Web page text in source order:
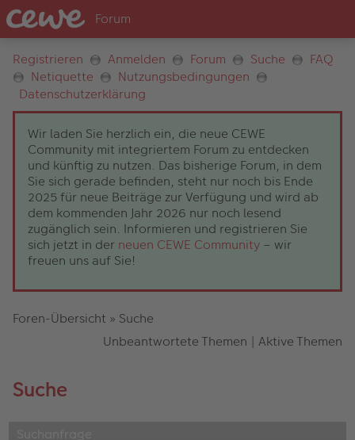
Registrieren Anmelden Forum Suche
FAQ
Netiquette
Nutzungsbedingungen
Datenschutzerklärung
Wir laden Sie herzlich ein, die neue CEWE
Community mit integriertem Forum zu entdecken
und künftig zu nutzen. Das bisherige Forum, in dem
Sie sich gerade befinden, steht nur noch bis Ende
2025 für neue Beiträge zur Verfügung und wird ab
dem kommenden Jahr 2026 nur noch lesend
zugänglich sein. Informieren und registrieren Sie
sich jetzt in der neuen CEWE Community – wir
freuen uns auf Sie!
Foren-Übersicht » Suche
Unbeantwortete Themen | Aktive Themen
Suche